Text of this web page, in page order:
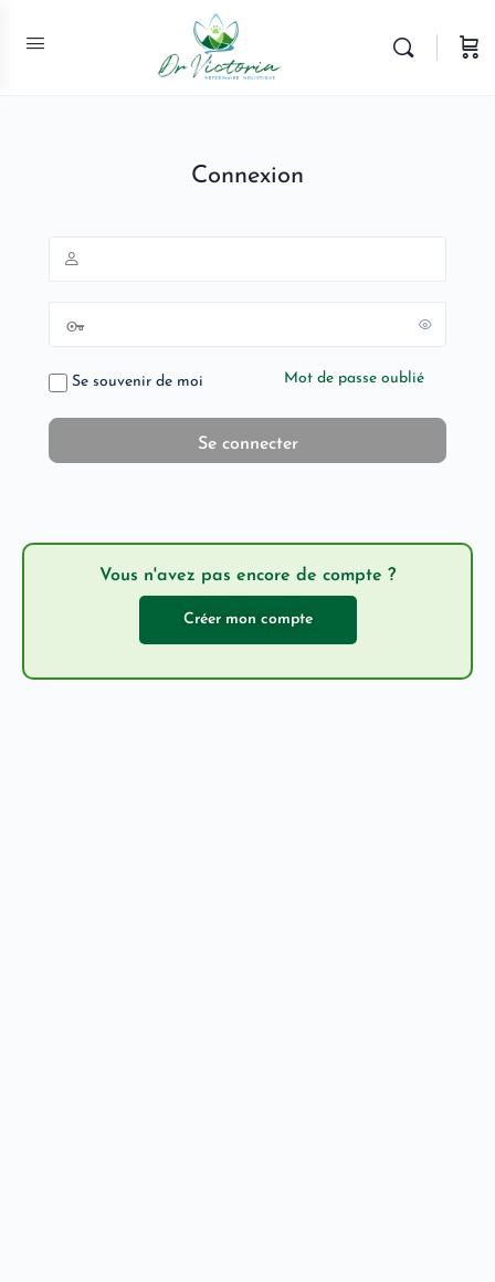
Connexion
Se souvenir de moi Mot de passe oublié
Vous n'avez pas encore de compte ?
Créer mon compte